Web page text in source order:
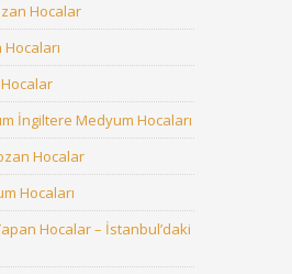
Hocalar
İngiltere Medyum Hocaları
Hocalar
Hocaları
Hocalar – İstanbul’daki